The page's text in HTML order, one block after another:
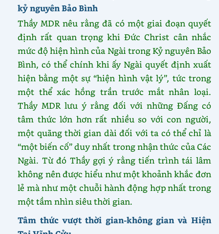
kỷ nguyên Bảo Bình
Thầy MDR nêu rằng đã có một giai đoạn quyết
định rất quan trọng khi Đức Christ cân nhắc
mức độ hiện hình của Ngài trong Kỷ nguyên Bảo
Bình, có thể chính khi ấy Ngài quyết định xuất
hiện bằng một sự “hiện hình vật lý”, tức trong
một thể xác hồng trần trước mắt nhân loại.
Thầy MDR lưu ý rằng đối với những Đấng có
tâm thức lớn hơn rất nhiều so với con người,
một quãng thời gian dài đối với ta có thể chỉ là
“một biến cố” duy nhất trong nhận thức của Các
Ngài. Từ đó Thầy gợi ý rằng tiến trình tái lâm
không nên được hiểu như một khoảnh khắc đơn
lẻ mà như một chuỗi hành động hợp nhất trong
một tầm nhìn siêu thời gian.
Tâm thức vượt thời gian-không gian và Hiện